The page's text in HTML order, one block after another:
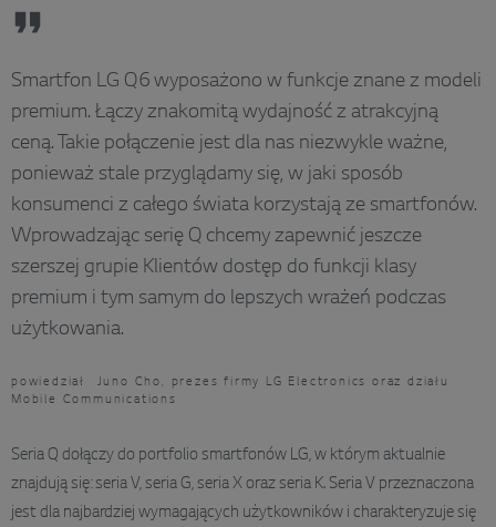
Smartfon LG Q6 wyposażono w funkcje znane z modeli
premium. Łączy znakomitą wydajność z atrakcyjną
ceną. Takie połączenie jest dla nas niezwykle ważne,
ponieważ stale przyglądamy się, w jaki sposób
konsumenci z całego świata korzystają ze smartfonów.
Wprowadzając serię Q chcemy zapewnić jeszcze
szerszej grupie Klientów dostęp do funkcji klasy
premium i tym samym do lepszych wrażeń podczas
użytkowania.
powiedział Juno Cho, prezes firmy LG Electronics oraz działu
Mobile Communications
Seria Q dołączy do portfolio smartfonów LG, w którym aktualnie
znajdują się: seria V, seria G, seria X oraz seria K. Seria V przeznaczona
jest dla najbardziej wymagających użytkowników i charakteryzuje się